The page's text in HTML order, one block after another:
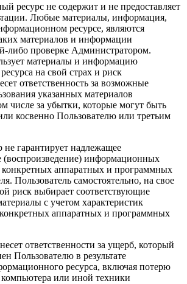
ресурс не содержит и не предоставляет
Любые материалы, информация,
ресурсе, являются
материалов и информации
либо проверке Администратором.
материалы и информацию
на свой страх и риск
ответственность за возможные
указанных материалов
числе за убытки, которые могут быть
косвенно Пользователю или третьим
гарантирует надлежащее
информационных
конкретных аппаратных и программных
Пользователь самостоятельно, на свое
риск выбирает соответствующие
с учетом характеристик
аппаратных и программных
ответственности за ущерб, который
Пользователю в результате
ресурса, включая потерю
или иной техники